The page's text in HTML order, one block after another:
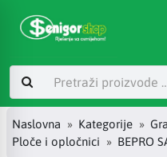
Naslovna Kategorije
Ploče i opločnici
BEPRO